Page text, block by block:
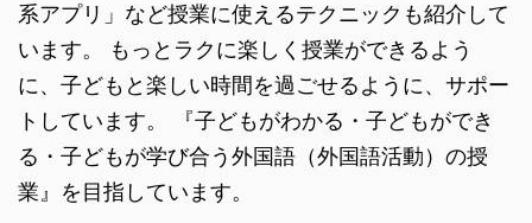
系アプリ」など授業に使えるテクニックも紹介して
います。 もっとラクに楽しく授業ができるよう
に、子どもと楽しい時間を過ごせるように、サポー
トしています。 『子どもがわかる・子どもができ
る・子どもが学び合う外国語（外国語活動）の授
業』を目指しています。